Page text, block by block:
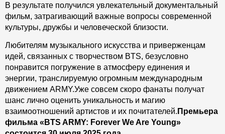
В результате получился увлекательный документальный
фильм, затрагивающий важные вопросы современной
культуры, дружбы и человеческой близости.
Любителям музыкального искусства и приверженцам
идей, связанных с творчеством BTS, безусловно
понравится погружение в атмосферу единения и
энергии, транслируемую огромным международным
движением ARMY.Уже совсем скоро фанаты получат
шанс лично оценить уникальность и магию
взаимоотношений артистов и их почитателей. Премьера
фильма «BTS ARMY: Forever We Are Young»